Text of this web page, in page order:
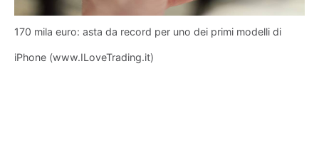
170 mila euro: asta da record per uno dei primi modelli di
iPhone (www.ILoveTrading.it)